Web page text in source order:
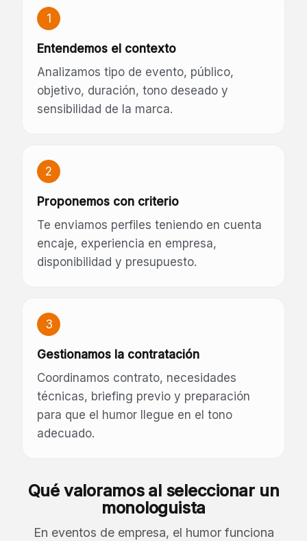
1
Entendemos el contexto
Analizamos tipo de evento, público,
objetivo, duración, tono deseado y
sensibilidad de la marca.
2
Proponemos con criterio
Te enviamos perfiles teniendo en cuenta
encaje, experiencia en empresa,
disponibilidad y presupuesto.
3
Gestionamos la contratación
Coordinamos contrato, necesidades
técnicas, briefing previo y preparación
para que el humor llegue en el tono
adecuado.
Qué valoramos al seleccionar un
monologuista
En eventos de empresa, el humor funciona